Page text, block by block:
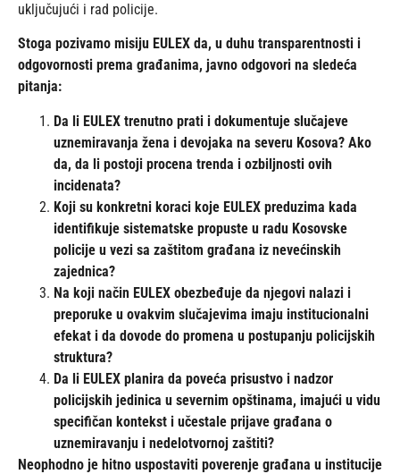
uključujući i rad policije.
Stoga pozivamo misiju EULEX da, u duhu transparentnosti i
odgovornosti prema građanima, javno odgovori na sledeća
pitanja:
Da li EULEX trenutno prati i dokumentuje slučajeve
uznemiravanja žena i devojaka na severu Kosova? Ako
da, da li postoji procena trenda i ozbiljnosti ovih
incidenata?
Koji su konkretni koraci koje EULEX preduzima kada
identifikuje sistematske propuste u radu Kosovske
policije u vezi sa zaštitom građana iz nevećinskih
zajednica?
Na koji način EULEX obezbeđuje da njegovi nalazi i
preporuke u ovakvim slučajevima imaju institucionalni
efekat i da dovode do promena u postupanju policijskih
struktura?
Da li EULEX planira da poveća prisustvo i nadzor
policijskih jedinica u severnim opštinama, imajući u vidu
specifičan kontekst i učestale prijave građana o
uznemiravanju i nedelotvornoj zaštiti?
Neophodno je hitno uspostaviti poverenje građana u institucije